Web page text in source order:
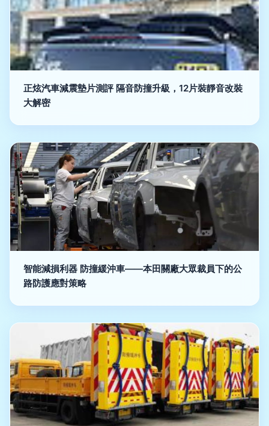
正炫汽車減震墊片測評 隔音防撞升級，12片裝靜音改裝
大解密
智能減損利器 防撞緩沖車——本田關廠大眾裁員下的公
路防護應對策略